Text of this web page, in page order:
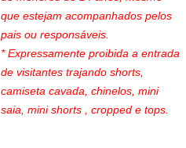
que estejam acompanhados pelos
pais ou responsáveis.
* Expressamente proibida a entrada
de visitantes trajando shorts,
camiseta cavada, chinelos, mini
saia, mini shorts , cropped e tops.